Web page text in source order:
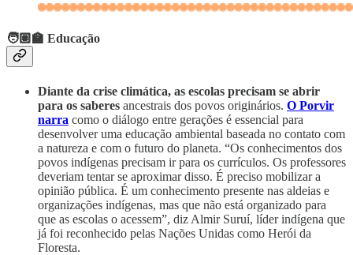
🧑🏽‍🏫 Educação
Diante da crise climática, as escolas precisam se abrir
para os saberes ancestrais dos povos originários. O Porvir
narra como o diálogo entre gerações é essencial para
desenvolver uma educação ambiental baseada no contato com
a natureza e com o futuro do planeta. “Os conhecimentos dos
povos indígenas precisam ir para os currículos. Os professores
deveriam tentar se aproximar disso. É preciso mobilizar a
opinião pública. É um conhecimento presente nas aldeias e
organizações indígenas, mas que não está organizado para
que as escolas o acessem”, diz Almir Suruí, líder indígena que
já foi reconhecido pelas Nações Unidas como Herói da
Floresta.